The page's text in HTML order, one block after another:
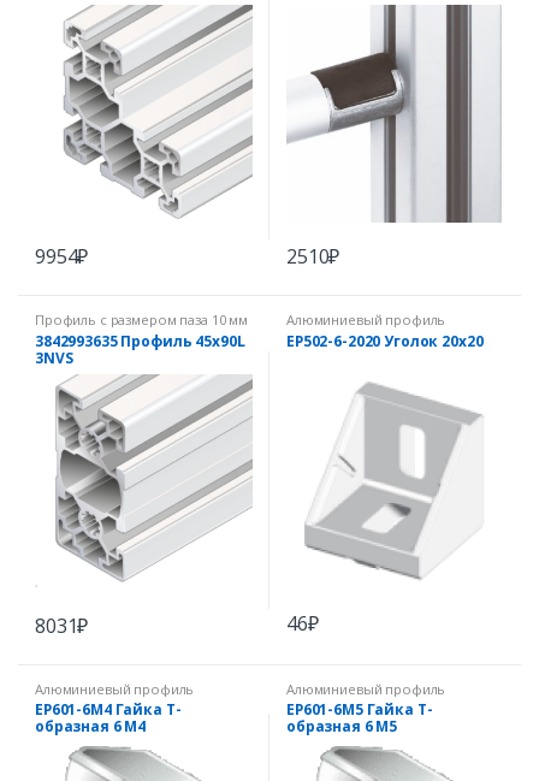
9954₽ 2510₽
Профиль с размером паза 10 мм
» Профиль сечением 45 мм и
его производные
3842993635 Профиль 45х90L
3NVS
8031₽
Алюминиевый профиль
EP502-6-2020 Уголок 20х20
46₽
Алюминиевый профиль
EP601-6M4 Гайка Т-
образная 6 М4
Алюминиевый профиль
EP601-6M5 Гайка Т-
образная 6 М5